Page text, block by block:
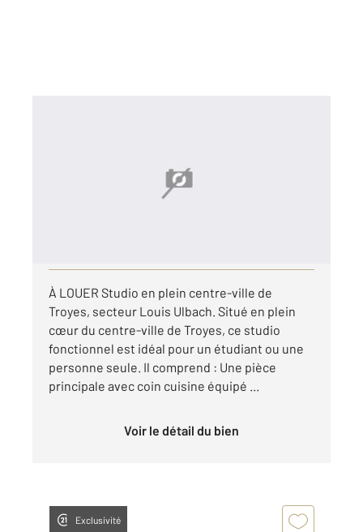
Appartement Studio à louer
À LOUER Studio en plein centre-ville de
Troyes, secteur Louis Ulbach. Situé en plein
cœur du centre-ville de Troyes, ce studio
fonctionnel est idéal pour un étudiant ou une
personne seule. Il comprend : Une pièce
principale avec coin cuisine équipé ...
Voir le détail du bien
Exclusivité